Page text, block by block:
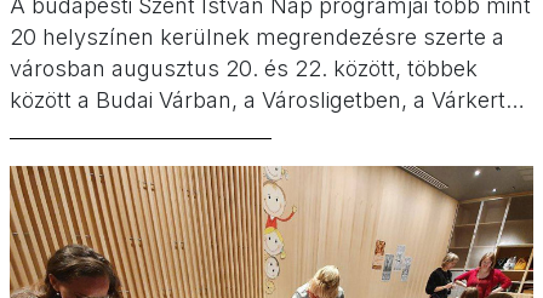
A budapesti Szent István Nap programjai több mint
20 helyszínen kerülnek megrendezésre szerte a
városban augusztus 20. és 22. között, többek
között a Budai Várban, a Városligetben, a Várkert
Rengeteg koncert, gyerekprogram és egyéb
esemény várja majd a közönséget. Augusztus 20.
Budapest a legjobb programok!